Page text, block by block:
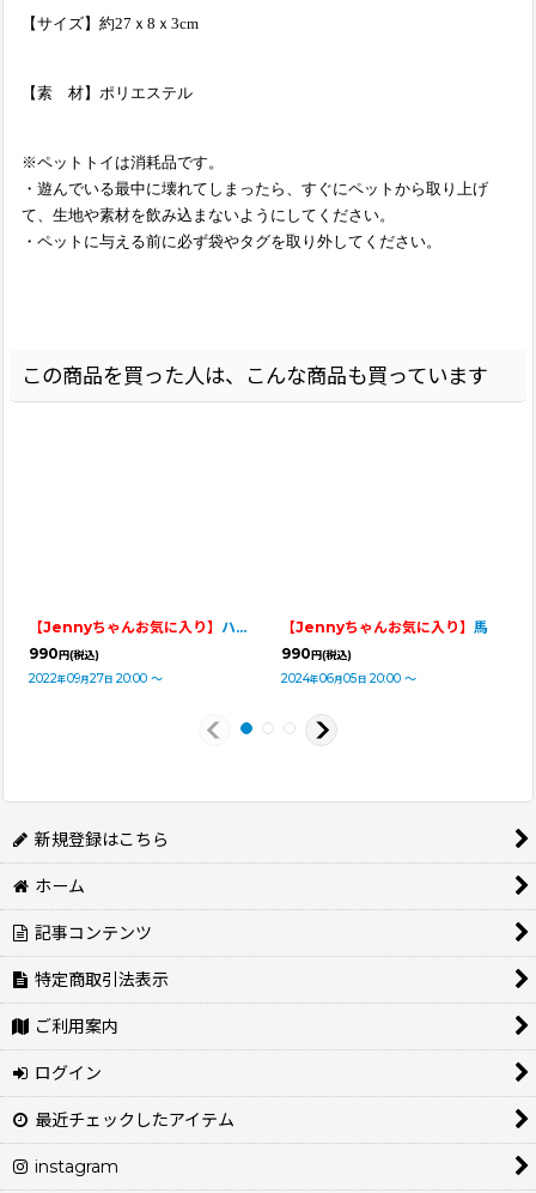
【サイズ】約27ｘ8ｘ3cm
【素 材】ポリエステル
※ペットトイは消耗品です。
・遊んでいる最中に壊れてしまったら、すぐにペットから取り上げ
て、生地や素材を飲み込まないようにしてください。
・ペットに与える前に必ず袋やタグを取り外してください。
この商品を買った人は、こんな商品も買っています
【Jennyちゃんお気に入り】 ハニワ
990円(税込)
2022年09月27日 20:00 ～
【Jennyちゃんお気に入り】 馬
990円(税込)
2024年06月05 日 20:00 ～
新規登録はこちら
ホーム
記事コンテンツ
特定商取引法表示
ご利用案内
ログイン
最近チェックしたアイテム
instagram